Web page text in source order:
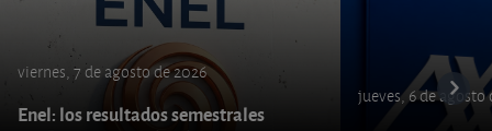
viernes, 7 de agosto de 2026
Enel: los resultados semestrales
jueves, 6 de agosto